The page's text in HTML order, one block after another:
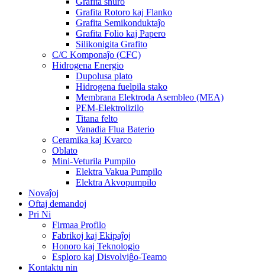
Grafita Rotoro kaj Flanko
Grafita Semikonduktaĵo
Grafita Folio kaj Papero
Silikonigita Grafito
C/C Komponaĵo (CFC)
Hidrogena Energio
Dupolusa plato
Hidrogena fuelpila stako
Membrana Elektroda Asembleo (MEA)
PEM-Elektrolizilo
Titana felto
Vanadia Flua Baterio
Ceramika kaj Kvarco
Oblato
Mini-Veturila Pumpilo
Elektra Vakua Pumpilo
Elektra Akvopumpilo
Novaĵoj
Oftaj demandoj
Pri Ni
Firmaa Profilo
Fabrikoj kaj Ekipaĵoj
Honoro kaj Teknologio
Esploro kaj Disvolviĝo-Teamo
Kontaktu nin